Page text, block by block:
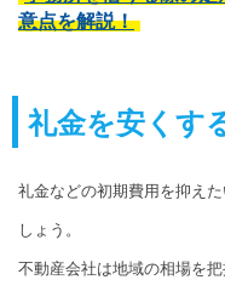
意点を解説！
礼金を安くす
礼金などの初期費用を抑え
しょう。
不動産会社は地域の相場を